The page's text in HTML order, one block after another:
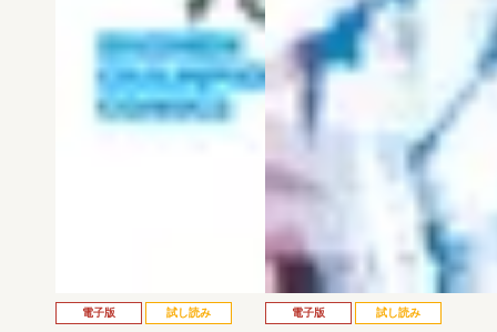
電子版 試し読み 電子版 試し読み